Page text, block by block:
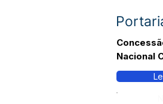
Nacional